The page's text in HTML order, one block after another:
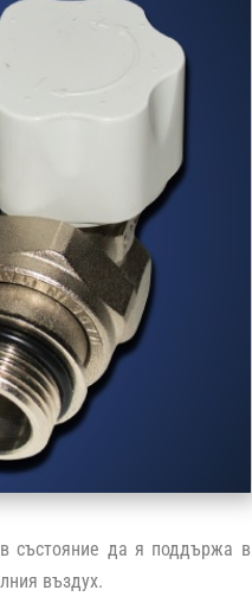
в състояние да я поддържа в
въздух.